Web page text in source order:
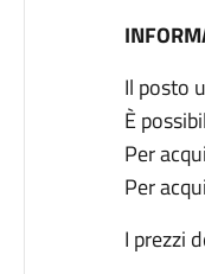
Il posto
È
Per
Per
I prezzi